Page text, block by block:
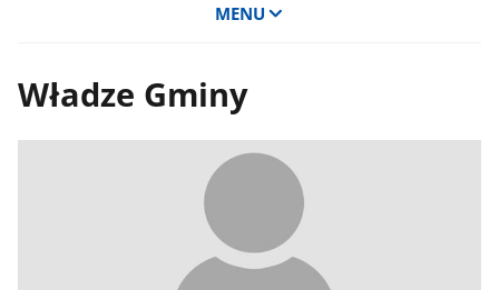
MENU
Władze Gminy